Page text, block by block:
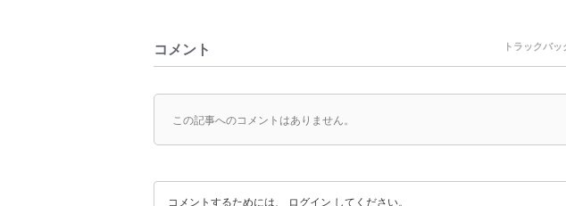
コメント トラックバッ
この記事へのコメントはありません。
コメントするためには、 ログイン してください。